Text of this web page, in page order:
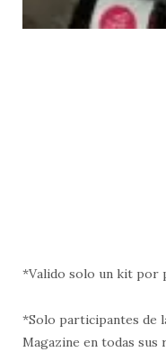
*Valido solo un kit por
*Solo participantes de
Magazine en todas sus